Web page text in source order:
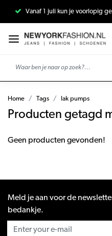
Vanaf 1 juli kun je voorlopig
Home Tags lak pumps
Producten getagd
Geen producten gevonden!
Meld je aan voor de
bedankje.